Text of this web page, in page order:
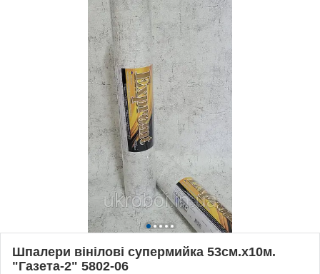
Шпалери вінілові супермийка 53см.х10м.
"Газета-2" 5802-06